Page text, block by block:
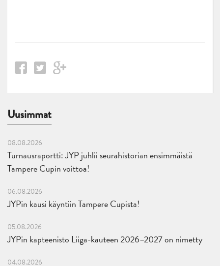
Uusimmat
08.08.2026
Turnausraportti: JYP juhlii seurahistorian ensimmäistä
Tampere Cupin voittoa!
06.08.2026
JYPin kausi käyntiin Tampere Cupista!
05.08.2026
JYPin kapteenisto Liiga-kauteen 2026–2027 on nimetty
04.08.2026